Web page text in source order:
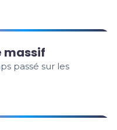
massif
passé sur les